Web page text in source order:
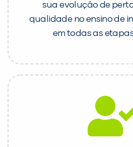
sua evolução de
qualidade no ensino de
em todas as